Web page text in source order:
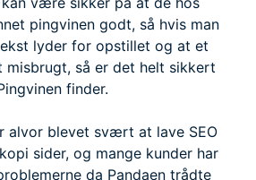
pingvinen godt, så hvis man
lyder for opstillet og at et
misbrugt, så er det helt sikkert
finder.
alvor blevet svært at lave SEO
sider, og mange kunder har
da Pandaen trådte